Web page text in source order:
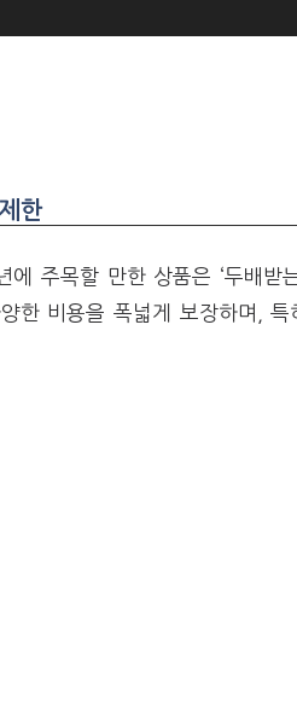
한
주목할 만한 상품은 ‘두배받
한 비용을 폭넓게 보장하며,